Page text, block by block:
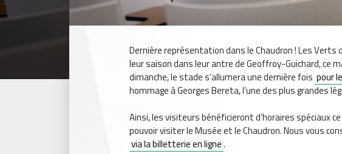
Dernière représentation dans le Chaudron ! Les
leur saison dans leur antre de Geoffroy-Guichard, ce
dimanche, le stade s’allumera une dernière fois pour
hommage à Georges Bereta, l’une des plus grandes
Ainsi, les visiteurs bénéficieront d’horaires spéciaux
pouvoir visiter le Musée et le Chaudron. Nous vous
via la billetterie en ligne.